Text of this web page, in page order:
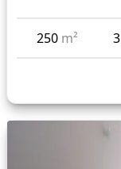
250 m² 3